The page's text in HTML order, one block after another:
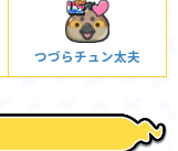
つづらチュン太夫